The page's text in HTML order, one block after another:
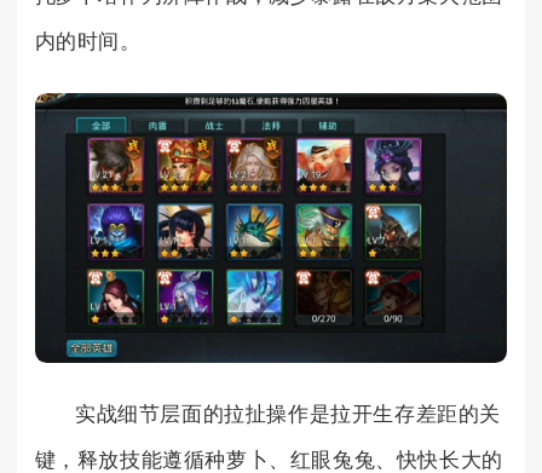
内的时间。
实战细节层面的拉扯操作是拉开生存差距的关
键，释放技能遵循种萝卜、红眼兔兔、快快长大的